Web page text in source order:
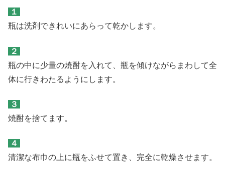
１
瓶は洗剤できれいにあらって乾かします。
２
瓶の中に少量の焼酎を入れて、瓶を傾けながらまわして全
体に行きわたるようにします。
３
焼酎を捨てます。
４
清潔な布巾の上に瓶をふせて置き、完全に乾燥させます。